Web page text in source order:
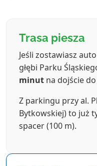
Trasa piesza
Jeśli zostawiasz
głębi Parku
minut na dojście
Z parkingu przy al.
Bytkowskiej) to już
spacer (100 m).